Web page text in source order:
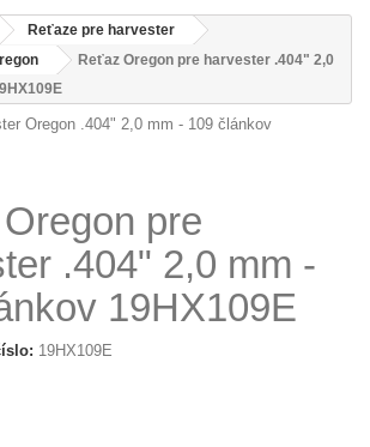
Reťaze pre harvester
Reťaz Oregon pre harvester .404" 2,0
pre
.404" 2,0 mm -
19HX109E
19HX109E